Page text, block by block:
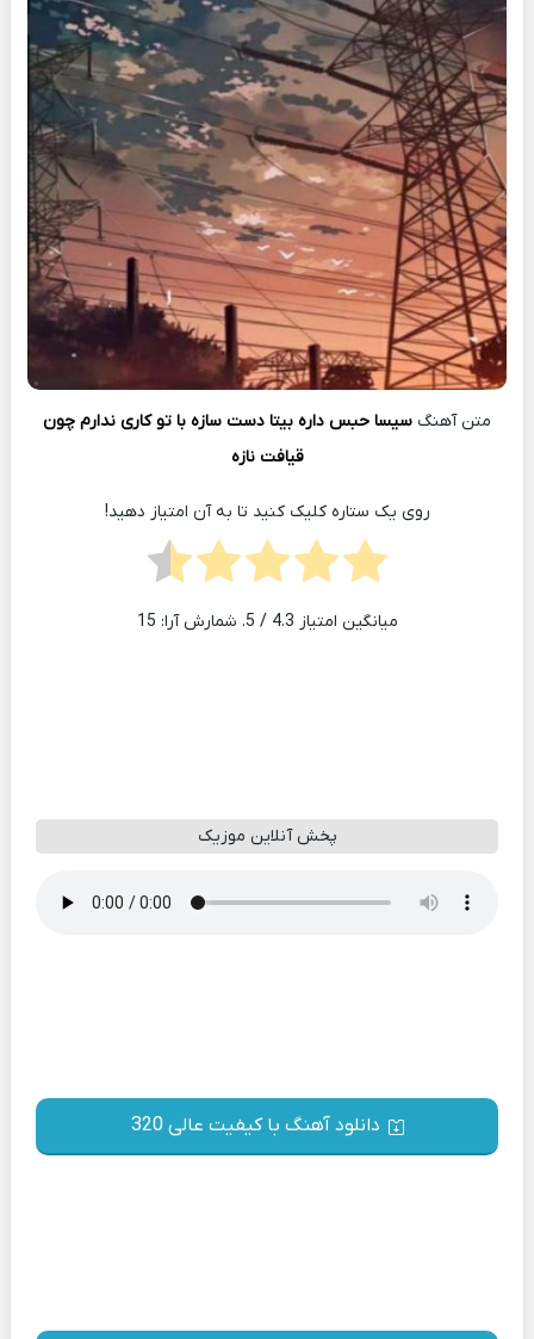
متن آهنگ سیسا حبس داره بیتا دست سازه با تو کاری ندارم چون
قیافت نازه
روی یک ستاره کلیک کنید تا به آن امتیاز دهید!
میانگین امتیاز 4.3 / 5. شمارش آرا: 15
پخش آنلاین موزیک
دانلود آهنگ با کیفیت عالی 320